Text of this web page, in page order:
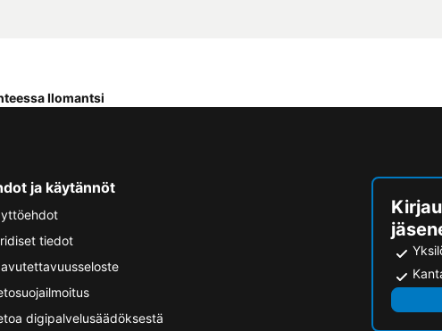
Ilomantsi
ja käytännöt
tiedot
digipalvelusäädöksestä